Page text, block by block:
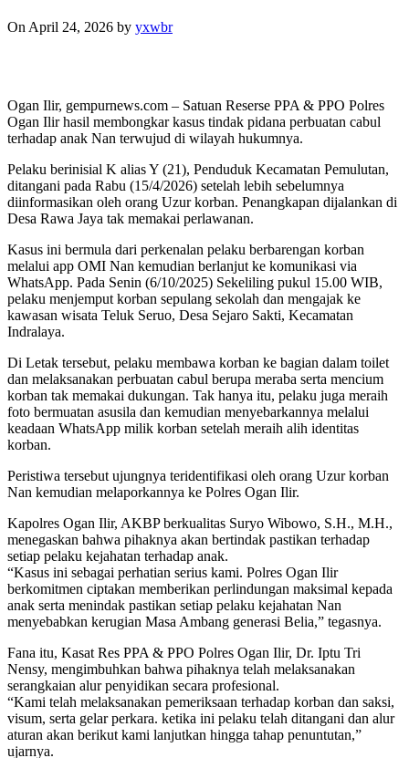
On April 24, 2026 by yxwbr
Ogan Ilir, gempurnews.com – Satuan Reserse PPA & PPO Polres
Ogan Ilir hasil membongkar kasus tindak pidana perbuatan cabul
terhadap anak Nan terwujud di wilayah hukumnya.
Pelaku berinisial K alias Y (21), Penduduk Kecamatan Pemulutan,
ditangani pada Rabu (15/4/2026) setelah lebih sebelumnya
diinformasikan oleh orang Uzur korban. Penangkapan dijalankan di
Desa Rawa Jaya tak memakai perlawanan.
Kasus ini bermula dari perkenalan pelaku berbarengan korban
melalui app OMI Nan kemudian berlanjut ke komunikasi via
WhatsApp. Pada Senin (6/10/2025) Sekeliling pukul 15.00 WIB,
pelaku menjemput korban sepulang sekolah dan mengajak ke
kawasan wisata Teluk Seruo, Desa Sejaro Sakti, Kecamatan
Indralaya.
Di Letak tersebut, pelaku membawa korban ke bagian dalam toilet
dan melaksanakan perbuatan cabul berupa meraba serta mencium
korban tak memakai dukungan. Tak hanya itu, pelaku juga meraih
foto bermuatan asusila dan kemudian menyebarkannya melalui
keadaan WhatsApp milik korban setelah meraih alih identitas
korban.
Peristiwa tersebut ujungnya teridentifikasi oleh orang Uzur korban
Nan kemudian melaporkannya ke Polres Ogan Ilir.
Kapolres Ogan Ilir, AKBP berkualitas Suryo Wibowo, S.H., M.H.,
menegaskan bahwa pihaknya akan bertindak pastikan terhadap
setiap pelaku kejahatan terhadap anak.
“Kasus ini sebagai perhatian serius kami. Polres Ogan Ilir
berkomitmen ciptakan memberikan perlindungan maksimal kepada
anak serta menindak pastikan setiap pelaku kejahatan Nan
menyebabkan kerugian Masa Ambang generasi Belia,” tegasnya.
Fana itu, Kasat Res PPA & PPO Polres Ogan Ilir, Dr. Iptu Tri
Nensy, mengimbuhkan bahwa pihaknya telah melaksanakan
serangkaian alur penyidikan secara profesional.
“Kami telah melaksanakan pemeriksaan terhadap korban dan saksi,
visum, serta gelar perkara. ketika ini pelaku telah ditangani dan alur
aturan akan berikut kami lanjutkan hingga tahap penuntutan,”
ujarnya.